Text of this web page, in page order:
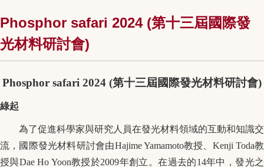
Phosphor safari 2024 (第十三屆國際發
光材料研討會)
Phosphor safari 2024 (第十三屆國際發光材料研討會)
綠起
為了促進科學家與研究人員在發光材料領域的互動和知識交
流，國際發光材料研討會由Hajime Yamamoto教授、 Kenji Toda教
授與Dae Ho Yoon教授於2009年創立。在過去的14年中，發光之